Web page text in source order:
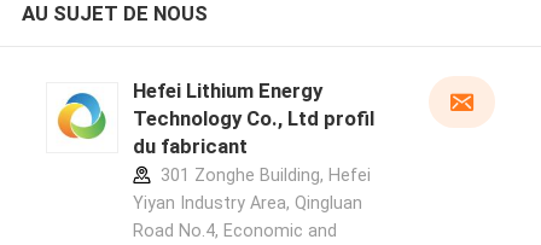
AU SUJET DE NOUS
Hefei Lithium Energy
Technology Co., Ltd profil
du fabricant
301 Zonghe Building, Hefei
Yiyan Industry Area, Qingluan
Road No.4, Economic and